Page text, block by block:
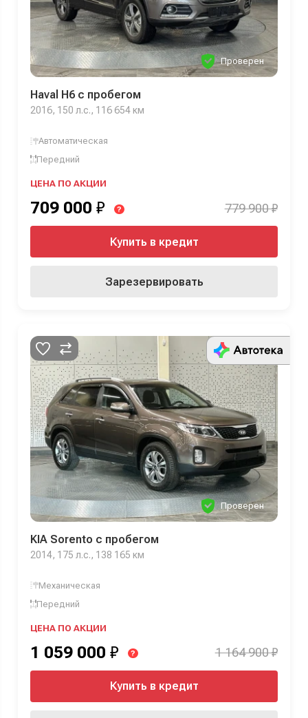
Проверен
Haval H6 с пробегом
2016, 150 л.с., 116 654 км
Автоматическая
Передний
ЦЕНА ПО АКЦИИ
709 000 ₽ ? 779 900 ₽
Купить в кредит
Зарезервировать
Проверен
KIA Sorento с пробегом
2014, 175 л.с., 138 165 км
Механическая
Передний
ЦЕНА ПО АКЦИИ
1 059 000 ₽ ? 1 164 900 ₽
Купить в кредит